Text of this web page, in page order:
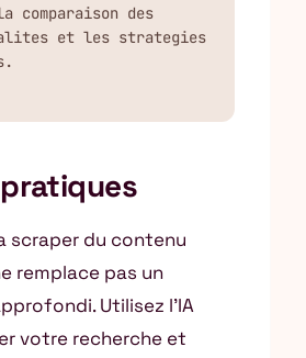
comparaison des
et les strategies
scraper du contenu
remplace pas un
Utilisez l’IA
votre recherche et